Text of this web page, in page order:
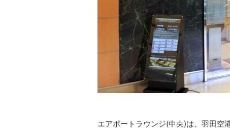
エアポートラウンジ(中央)は、羽田空